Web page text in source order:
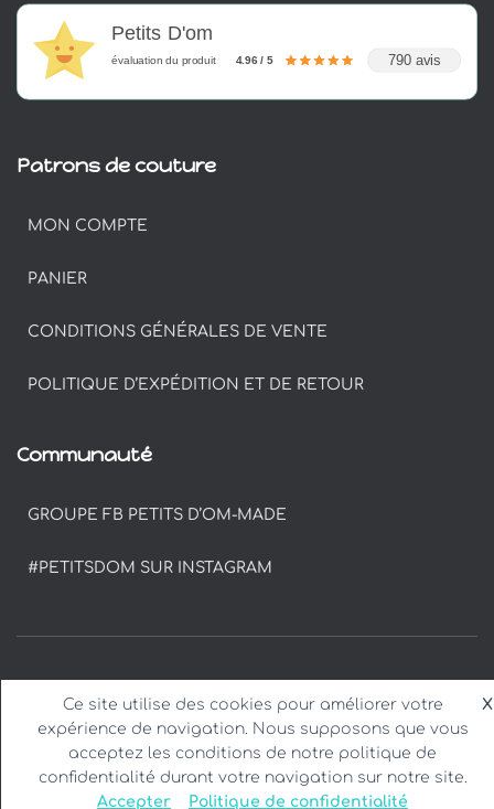
Petits D'om
évaluation du produit 4.96 / 5 790 avis
Patrons de couture
MON COMPTE
PANIER
CONDITIONS GÉNÉRALES DE VENTE
POLITIQUE D’EXPÉDITION ET DE RETOUR
Communauté
GROUPE FB PETITS D’OM-MADE
#PETITSDOM SUR INSTAGRAM
Ce site utilise des cookies pour améliorer votre
expérience de navigation. Nous supposons que vous
acceptez les conditions de notre politique de
confidentialité durant votre navigation sur notre site.
X
Accepter Politique de confidentialité